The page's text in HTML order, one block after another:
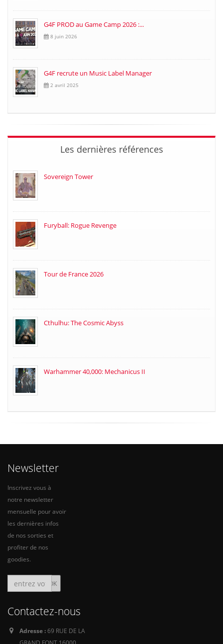
G4F PROD au Game Camp 2026 :...
8 juin 2026
G4F recrute un Music Label Manager
2 avril 2025
Les dernières références
Sovereign Tower
Furyball: Rogue Revenge
Tour de France 2026
Cthulhu: The Cosmic Abyss
Warhammer 40,000: Mechanicus II
Newsletter
Inscrivez vous à
notre newsletter
mensuelle pour avoir
les dernières infos
de nos sorties et
profiter de nos
goodies.
Contactez-nous
Adresse :69 RUE DE LA